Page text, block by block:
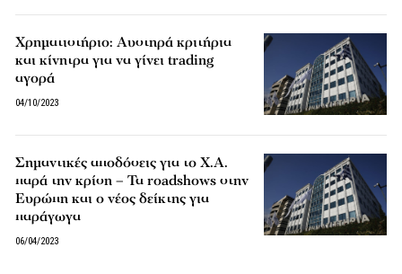
Χρηματιστήριο: Αυστηρά κριτήρια
και κίνητρα για να γίνει trading
αγορά
04/10/2023
Σημαντικές αποδόσεις για το Χ.Α.
παρά την κρίση – Τα roadshows στην
Ευρώπη και ο νέος δείκτης για
παράγωγα
06/04/2023